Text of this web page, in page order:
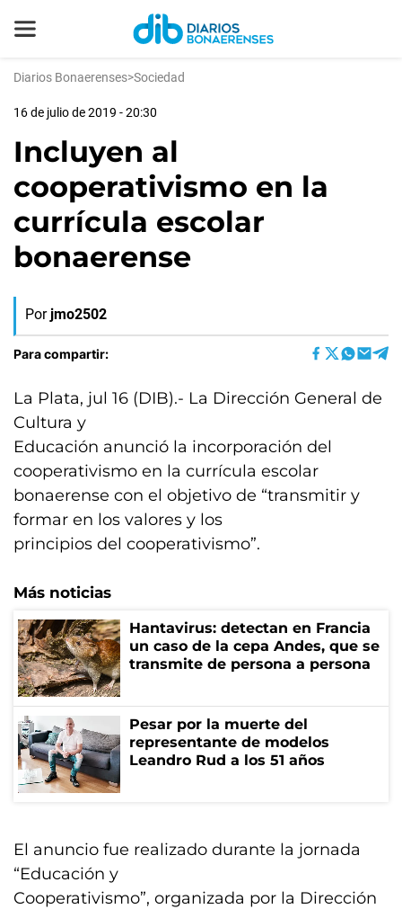
Diarios Bonaerenses>Sociedad
16 de julio de 2019 - 20:30
Incluyen al
cooperativismo en la
currícula escolar
bonaerense
Por jmo2502
Para compartir:
La Plata, jul 16 (DIB).- La Dirección General de
Cultura y
Educación anunció la incorporación del
cooperativismo en la currícula escolar
bonaerense con el objetivo de “transmitir y
formar en los valores y los
principios del cooperativismo”.
Más noticias
Hantavirus: detectan en Francia
un caso de la cepa Andes, que se
transmite de persona a persona
Pesar por la muerte del
representante de modelos
Leandro Rud a los 51 años
El anuncio fue realizado durante la jornada
“Educación y
Cooperativismo”, organizada por la Dirección